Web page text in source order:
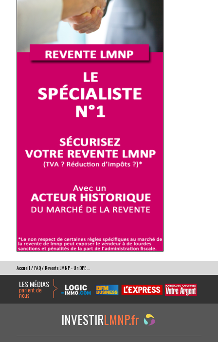
Accueil /FAQ/ Revente LMNP - Un DPE ...
LES MÉDIAS
parlent de
nous
INVESTIRLMNP.fr